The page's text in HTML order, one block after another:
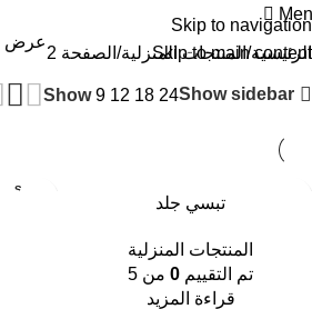
Skip to navigation
Skip to main content
الرئيسية المنتجات المنزلية الصفحة 2
عرض 13–24 من أصل 107 نتائج
Show sidebar
Show9 12 18 24
تبسي جلد
المنتجات المنزلية
تم التقييم 0 من 5
قراءة المزيد
SOLD